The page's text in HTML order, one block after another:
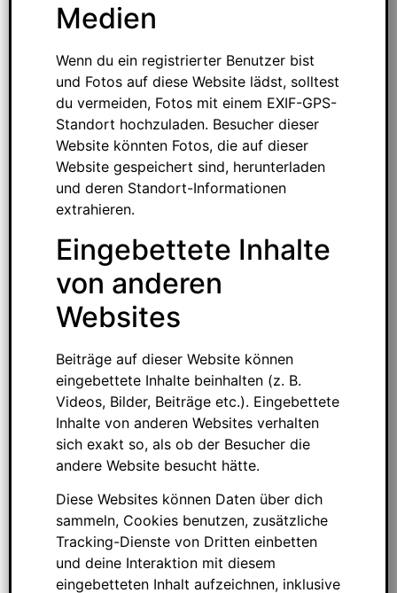
Medien
Wenn du ein registrierter Benutzer bist
und Fotos auf diese Website lädst, solltest
du vermeiden, Fotos mit einem EXIF-GPS-
Standort hochzuladen. Besucher dieser
Website könnten Fotos, die auf dieser
Website gespeichert sind, herunterladen
und deren Standort-Informationen
extrahieren.
Eingebettete Inhalte
von anderen
Websites
Beiträge auf dieser Website können
eingebettete Inhalte beinhalten (z. B.
Videos, Bilder, Beiträge etc.). Eingebettete
Inhalte von anderen Websites verhalten
sich exakt so, als ob der Besucher die
andere Website besucht hätte.
Diese Websites können Daten über dich
sammeln, Cookies benutzen, zusätzliche
Tracking-Dienste von Dritten einbetten
und deine Interaktion mit diesem
eingebetteten Inhalt aufzeichnen, inklusive